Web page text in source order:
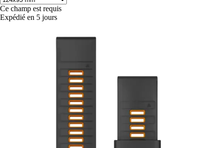
Ce champ est requis
Expédié en 5 jours